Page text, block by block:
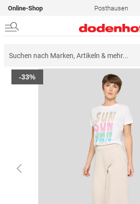
Online-Shop Posthausen
Zum
Ende
-33%